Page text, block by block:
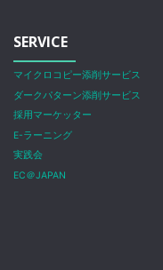
SERVICE
マイクロコピー添削サービス
ダークパターン添削サービス
採用マーケッター
E-ラーニング
実践会
EC＠JAPAN